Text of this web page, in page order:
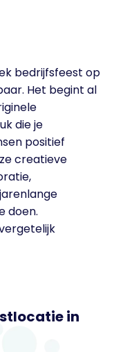
bedrijfsfeest op
Het begint al
die je
positief
creatieve
doen.
in